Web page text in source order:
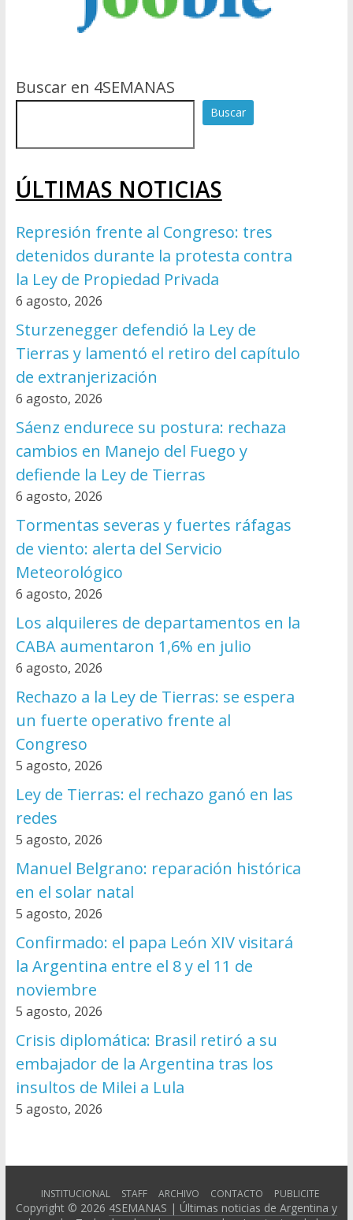
Buscar en 4SEMANAS
Buscar
ÚLTIMAS NOTICIAS
Represión frente al Congreso: tres
detenidos durante la protesta contra
la Ley de Propiedad Privada
6 agosto, 2026
Sturzenegger defendió la Ley de
Tierras y lamentó el retiro del capítulo
de extranjerización
6 agosto, 2026
Sáenz endurece su postura: rechaza
cambios en Manejo del Fuego y
defiende la Ley de Tierras
6 agosto, 2026
Tormentas severas y fuertes ráfagas
de viento: alerta del Servicio
Meteorológico
6 agosto, 2026
Los alquileres de departamentos en la
CABA aumentaron 1,6% en julio
6 agosto, 2026
Rechazo a la Ley de Tierras: se espera
un fuerte operativo frente al
Congreso
5 agosto, 2026
Ley de Tierras: el rechazo ganó en las
redes
5 agosto, 2026
Manuel Belgrano: reparación histórica
en el solar natal
5 agosto, 2026
Confirmado: el papa León XIV visitará
la Argentina entre el 8 y el 11 de
noviembre
5 agosto, 2026
Crisis diplomática: Brasil retiró a su
embajador de la Argentina tras los
insultos de Milei a Lula
5 agosto, 2026
INSTITUCIONAL STAFF ARCHIVO CONTACTO PUBLICITE
Copyright © 2026 4SEMANAS | Últimas noticias de Argentina y